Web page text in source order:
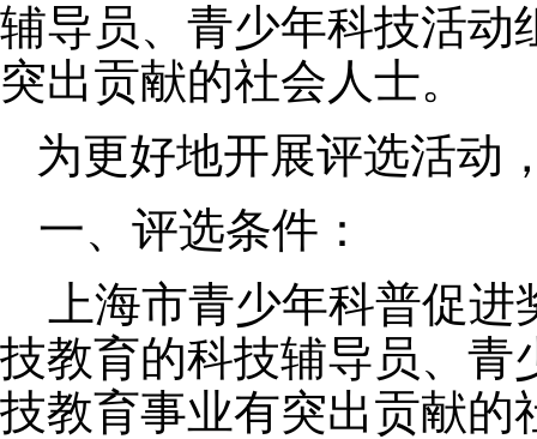
辅导员、青少年科技活动
突出贡献的社会人士。
为更好地开展评选活动
一、评选条件：
上海市青少年科普促进
技教育的科技辅导员、青
技教育事业有突出贡献的